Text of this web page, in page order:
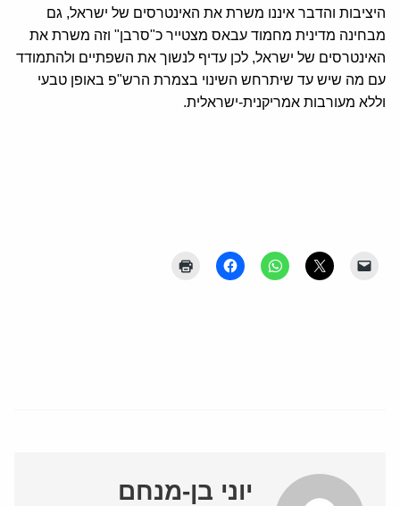
היציבות והדבר איננו משרת את האינטרסים של ישראל, גם
מבחינה מדינית מחמוד עבאס מצטייר כ"סרבן" וזה משרת את
האינטרסים של ישראל, לכן עדיף לנשוך את השפתיים ולהתמודד
עם מה שיש עד שיתרחש השינוי בצמרת הרש"פ באופן טבעי
וללא מעורבות אמריקנית-ישראלית.
יוני בן-מנחם